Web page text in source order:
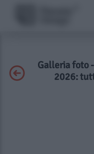
Galleria foto
2026: